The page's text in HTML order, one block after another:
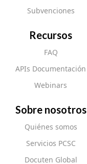
Subvenciones
Recursos
FAQ
APIs Documentación
Webinars
Sobre nosotros
Quiénes somos
Servicios PCSC
Docuten Global